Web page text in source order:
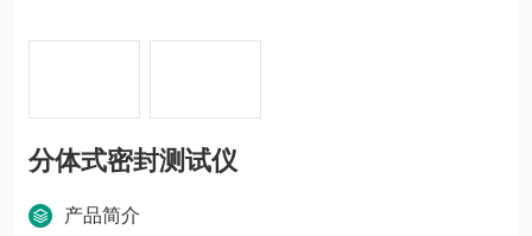
分体式密封测试仪
产品简介